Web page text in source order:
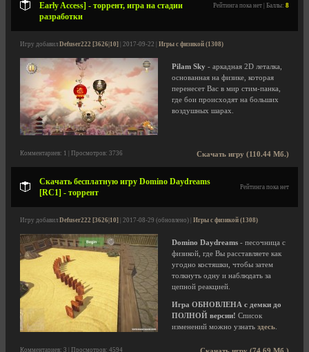
Early Access] - торрент, игра на стадии
разработки
Рейтинга пока нет | Баллы: 8
Игру добавил Defuser222 [3626|10] | 2017-09-22 | Игры с физикой (1308)
Pilam Sky - аркадная 2D леталка,
основанная на физике, которая
перенесет Вас в мир стим-панка,
где бои происходят на больших
воздушных шарах.
Скачать игру (110.44 Мб.)
Комментариев: 1 | Просмотров: 3736
Скачать бесплатную игру Domino Daydreams
[RC1] - торрент
Рейтинга пока нет
Игру добавил Defuser222 [3626|10] | 2017-08-29 (обновлено) | Игры с физикой (1308)
Domino Daydreams - песочница с
физикой, где Вы расставляете как
угодно костяшки, чтобы затем
толкнуть одну и наблюдать за
цепной реакцией.
Игра ОБНОВЛЕНА с демки до
ПОЛНОЙ версии! Список
изменений можно узнать здесь
Комментариев: 3 | Просмотров: 4594